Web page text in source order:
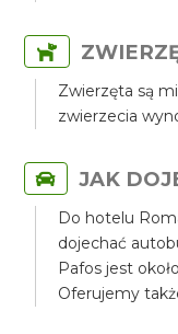
Zwierzęta są
zwierzecia
JAK
Do hotelu
dojechać
Pafos jest
Oferujemy